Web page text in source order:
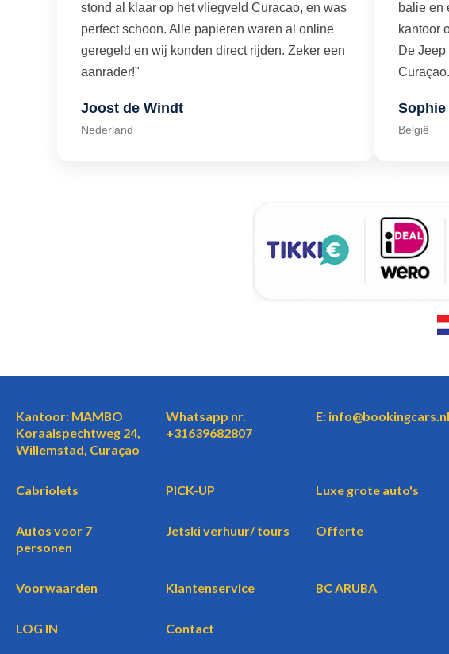
stond al klaar op het vliegveld Curacao, en was
perfect schoon. Alle papieren waren al online
geregeld en wij konden direct rijden. Zeker een
aanrader!"
Joost de Windt
Nederland
balie en
kantoor
De
België
Kantoor: MAMBO
Koraalspechtweg 24,
Willemstad, Curaçao
Whatsapp nr.
+31639682807
E: info@bookingcars.nl
Cabriolets PICK-UP Luxe grote auto's
Autos voor 7
personen
Jetski verhuur/ tours Offerte
Voorwaarden Klantenservice BC ARUBA
LOG IN Contact